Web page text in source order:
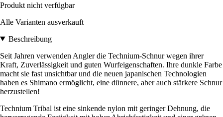
Produkt nicht verfügbar
Alle Varianten ausverkauft
Beschreibung
Seit Jahren verwenden Angler die Technium-Schnur wegen ihrer
Kraft, Zuverlässigkeit und guten Wurfeigenschaften. Ihre dunkle Farbe
macht sie fast unsichtbar und die neuen japanischen Technologien
haben es Shimano ermöglicht, eine dünnere, aber auch stärkere Schnur
herzustellen!
Technium Tribal ist eine sinkende nylon mit geringer Dehnung, die